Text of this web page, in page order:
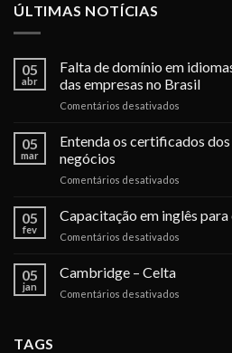
ÚLTIMAS NOTÍCIAS
05
abr
Falta de domínio em
das empresas no Brasil
Comentários desativados
de
domínio
barreira
05
mar
Entenda os certificados
negócios
Comentários desativados
os
05
fev
Capacitação em inglês
Comentários desativados
05
jan
Cambridge – Celta
Comentários desativados
TAGS